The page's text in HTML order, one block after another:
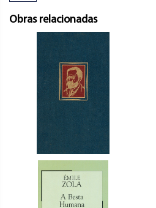
Obras relacionadas